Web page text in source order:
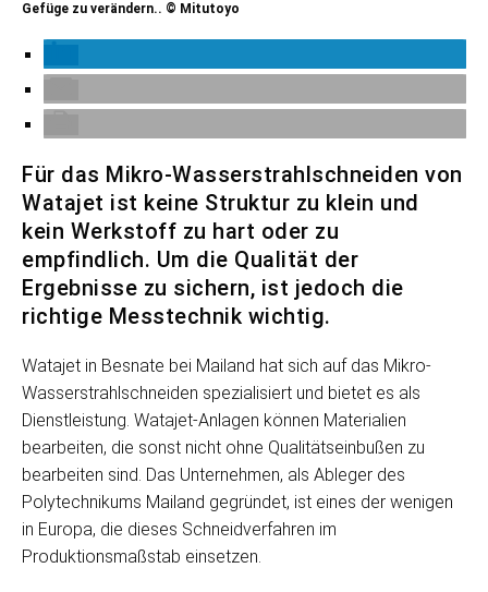
Gefüge zu verändern.. © Mitutoyo
Für das Mikro-Wasserstrahlschneiden von
Watajet ist keine Struktur zu klein und
kein Werkstoff zu hart oder zu
empfindlich. Um die Qualität der
Ergebnisse zu sichern, ist jedoch die
richtige Messtechnik wichtig.
Watajet in Besnate bei Mailand hat sich auf das Mikro-
Wasserstrahlschneiden spezialisiert und bietet es als
Dienstleistung. Watajet-Anlagen können Materialien
bearbeiten, die sonst nicht ohne Qualitätseinbußen zu
bearbeiten sind. Das Unternehmen, als Ableger des
Polytechnikums Mailand gegründet, ist eines der wenigen
in Europa, die dieses Schneidverfahren im
Produktionsmaßstab einsetzen.